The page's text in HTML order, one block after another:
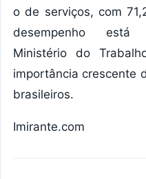
o de serviços, com
desempenho está
Ministério do
importância crescente
brasileiros.
Imirante.com